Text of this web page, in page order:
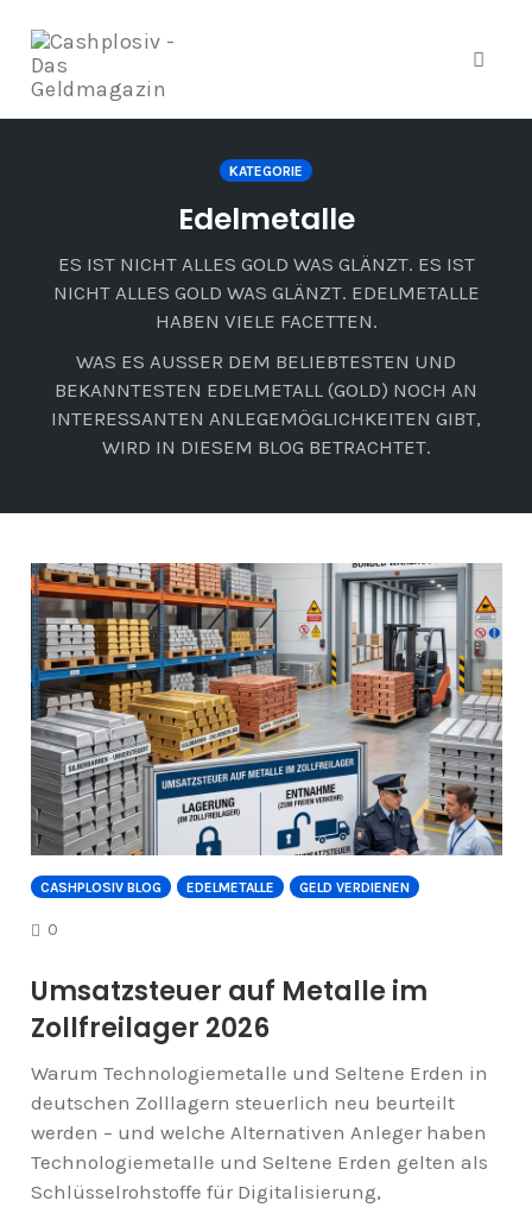
KATEGORIE
Edelmetalle
ES IST NICHT ALLES GOLD WAS GLÄNZT. ES IST
NICHT ALLES GOLD WAS GLÄNZT. EDELMETALLE
HABEN VIELE FACETTEN.
WAS ES AUSSER DEM BELIEBTESTEN UND B
EKANNTESTEN EDELMETALL (GOLD) NOCH AN I
NTERESSANTEN ANLEGEMÖGLICHKEITEN GIBT, W
IRD IN DIESEM BLOG BETRACHTET.
CASHPLOSIV BLOG EDELMETALLE GELD VERDIENEN
0
Umsatzsteuer auf Metalle im
Zollfreilager 2026
Warum Technologiemetalle und Seltene Erden in
deutschen Zolllagern steuerlich neu beurteilt
werden – und welche Alternativen Anleger haben
Technologiemetalle und Seltene Erden gelten als
Schlüsselrohstoffe für Digitalisierung,